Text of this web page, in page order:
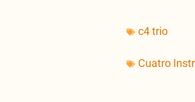
c4 trio
Cuatro